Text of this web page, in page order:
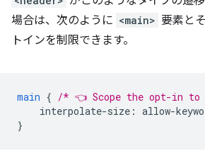
場合は、次のように <main> 要素と
トインを制限できます。
main { /* 👈 Scope the opt-in to
interpolate-size : allow-
}